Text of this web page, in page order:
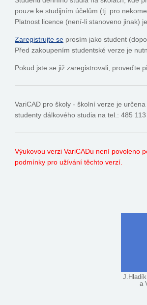
pouze ke studijním účelům (tj. pro
Platnost licence (není-li stanoveno jinak)
Zaregistrujte se prosím jako student
Před zakoupením studentské verze je
Pokud jste se již zaregistrovali, proveďte
VariCAD pro školy - školní verze je
studenty dálkového studia na tel.: 485
Výukovou verzi VariCADu není povoleno
podmínky pro užívání těchto verzí.
a